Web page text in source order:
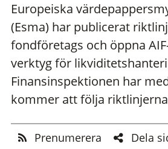
Europeiska
(Esma) har publicerat
fondföretags och öppna
verktyg för
Finansinspektionen har
kommer att följa
Prenumerera Dela